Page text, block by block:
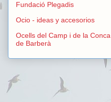
Fundació Plegadis
Ocio - ideas y accesorios
Ocells del Camp i de la Conca
de Barberà